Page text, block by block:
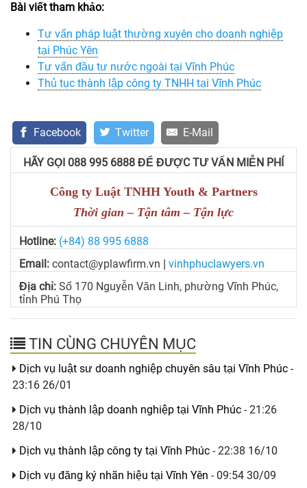
Bài viết tham khảo:
Tư vấn pháp luật thường xuyên cho doanh nghiệp
tại Phúc Yên
Tư vấn đầu tư nước ngoài tại Vĩnh Phúc
Thủ tục thành lập công ty TNHH tại Vĩnh Phúc
Facebook Twitter E-Mail
HÃY GỌI 088 995 6888 ĐỂ ĐƯỢC TƯ VẤN MIỄN PHÍ
Công ty Luật TNHH Youth & Partners
Thời gian – Tận tâm – Tận lực
Hotline: (+84) 88 995 6888
Email: contact@yplawfirm.vn
vinhphuclawyers.vn
Địa chỉ: Số 170 Nguyễn Văn Linh, phường Vĩnh Phúc,
tỉnh Phú Thọ
TIN CÙNG CHUYÊN MỤC
Dịch vụ luật sư doanh nghiệp chuyên sâu tại Vĩnh Phúc -
23:16 26/01
Dịch vụ thành lập doanh nghiệp tại Vĩnh Phúc - 21:26
28/10
Dịch vụ thành lập công ty tại Vĩnh Phúc - 22:38 16/10
Dịch vụ đăng ký nhãn hiệu tại Vĩnh Yên - 09:54 30/09